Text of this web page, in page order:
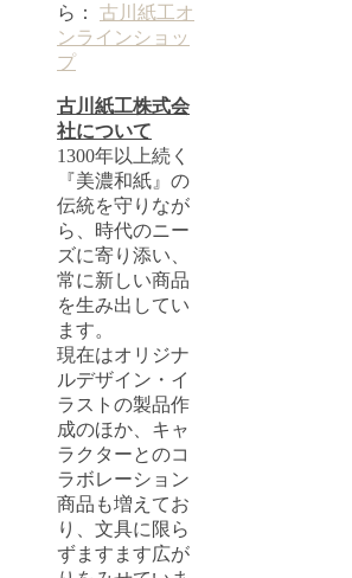
ら： 古川紙工オ
ンラインショッ
プ
古川紙工株式会
社について
1300年以上続く
『美濃和紙』の
伝統を守りなが
ら、時代のニー
ズに寄り添い、
常に新しい商品
を生み出してい
ます。
現在はオリジナ
ルデザイン・イ
ラストの製品作
成のほか、キャ
ラクターとのコ
ラボレーション
商品も増えてお
り、文具に限ら
ずますます広が